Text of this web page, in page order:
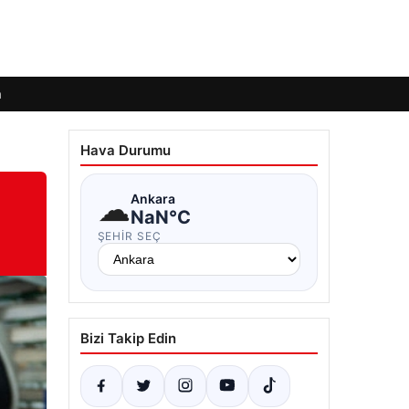
Hava Durumu
☁Ankara
NaN°C
ŞEHIR SEÇ
Bizi Takip Edin